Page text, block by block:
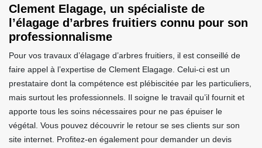
Clement Elagage, un spécialiste de
l’élagage d’arbres fruitiers connu pour son
professionnalisme
Pour vos travaux d’élagage d’arbres fruitiers, il est conseillé de
faire appel à l’expertise de Clement Elagage. Celui-ci est un
prestataire dont la compétence est plébiscitée par les particuliers,
mais surtout les professionnels. Il soigne le travail qu’il fournit et
apporte tous les soins nécessaires pour ne pas épuiser le
végétal. Vous pouvez découvrir le retour se ses clients sur son
site internet. Profitez-en également pour demander un devis